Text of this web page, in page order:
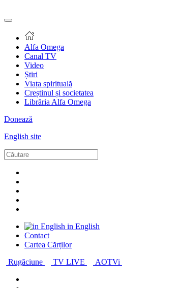
Alfa Omega
Canal TV
Video
Știri
Viața spirituală
Creștinul și societatea
Librăria Alfa Omega
Donează
English site
in English
Contact
Cartea Cărților
Rugăciune
TV LIVE AOTVi